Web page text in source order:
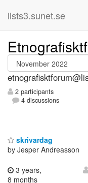
lists3.sunet.se
2 participants
4 discussions
skrivardag
by Jesper Andreasson
3 years,
8 months